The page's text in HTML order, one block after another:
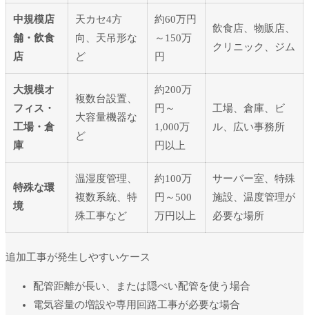
中規模店
舗・飲食
店
天カセ4方
向、天吊形な
ど
約60万円
～150万
円
飲食店、物販店、
クリニック、ジム
大規模オ
フィス・
工場・倉
庫
複数台設置、
大容量機器な
ど
約200万
円～
1,000万
円以上
工場、倉庫、ビ
ル、広い事務所
特殊な環
境
温湿度管理、
複数系統、特
殊工事など
約100万
円～500
万円以上
サーバー室、特殊
施設、温度管理が
必要な場所
追加工事が発生しやすいケース
配管距離が長い、または隠ぺい配管を使う場合
電気容量の増設や専用回路工事が必要な場合